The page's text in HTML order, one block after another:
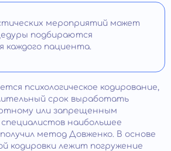
мероприятий может
подбираются
каждого пациента.
психологическое кодирование,
срок выработать
или запрещенным
наибольшее
метод Довженко. В основе
кодировки лежит погружение